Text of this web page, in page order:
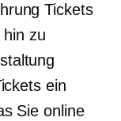
Tickets
hin zu
ein
Sie online